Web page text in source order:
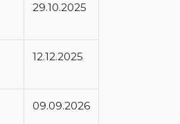
29.10.2025
12.12.2025
09.09.2026